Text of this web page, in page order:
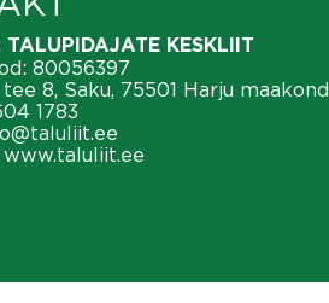
TALUPIDAJATE KESKLIIT
80056397
8, Saku, 75501 Harju maakond
1783
www.taluliit.ee